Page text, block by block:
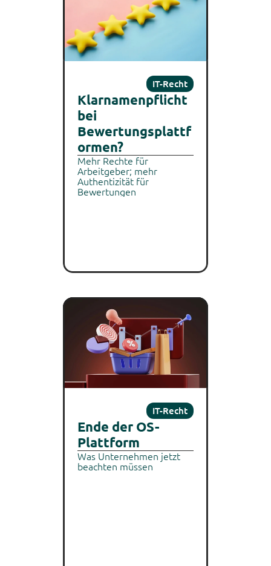
IT-Recht
Klarnamenpflicht
bei
Bewertungsplattf
ormen?
Mehr Rechte für
Arbeitgeber; mehr
Authentizität für
Bewertungen
IT-Recht
Ende der OS-
Plattform
Was Unternehmen jetzt
beachten müssen